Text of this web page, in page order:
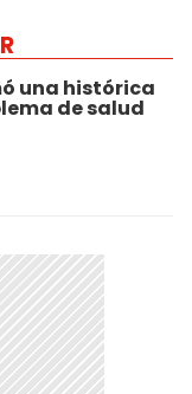
una histórica
de salud